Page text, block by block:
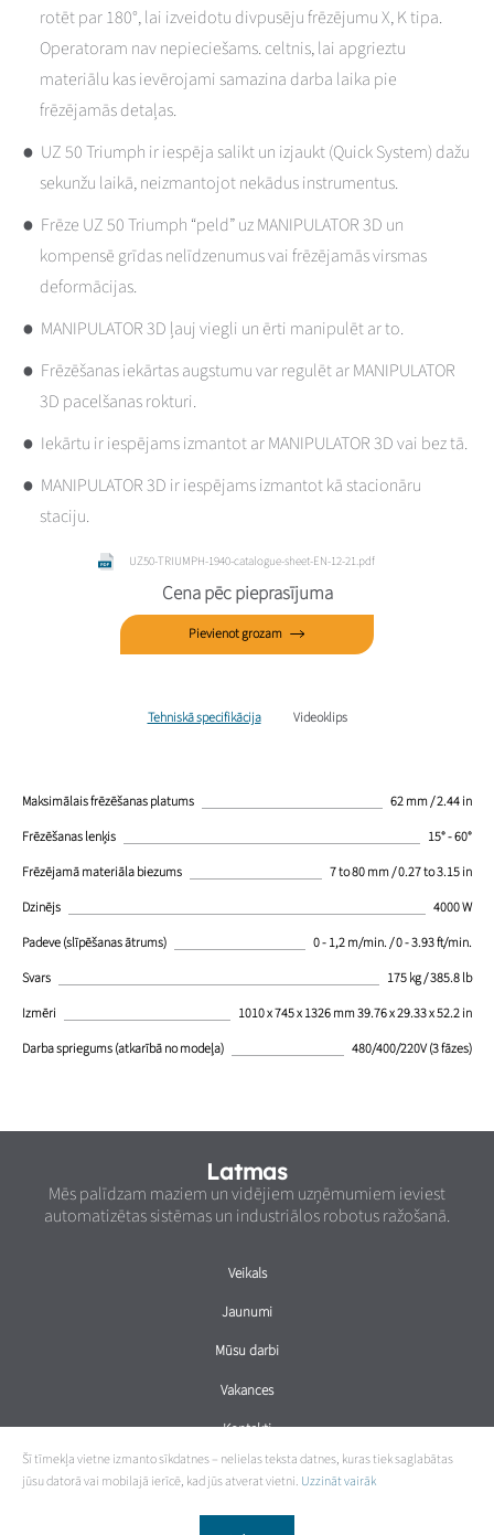
rotēt par 180°, lai izveidotu divpusēju frēzējumu X, K tipa.
Operatoram nav nepieciešams. celtnis, lai apgrieztu
materiālu kas ievērojami samazina darba laika pie
frēzējamās detaļas.
UZ 50 Triumph ir iespēja salikt un izjaukt (Quick System) dažu
sekunžu laikā, neizmantojot nekādus instrumentus.
Frēze UZ 50 Triumph “peld” uz MANIPULATOR 3D un
kompensē grīdas nelīdzenumus vai frēzējamās virsmas
deformācijas.
MANIPULATOR 3D ļauj viegli un ērti manipulēt ar to.
Frēzēšanas iekārtas augstumu var regulēt ar MANIPULATOR
3D pacelšanas rokturi.
Iekārtu ir iespējams izmantot ar MANIPULATOR 3D vai bez tā.
MANIPULATOR 3D ir iespējams izmantot kā stacionāru
staciju.
Cena pēc pieprasījuma
UZ50-TRIUMPH-1940-catalogue-sheet-EN-12-21.pdf
Pievienot grozam
Tehniskā specifikācija Videoklips
Maksimālais frēzēšanas platums
62 mm / 2.44 in
Frēzēšanas lenķis
15° - 60°
Frēzējamā materiāla biezums
7 to 80 mm / 0.27 to 3.15 in
Dzinējs
4000 W
Padeve (slīpēšanas ātrums)
0 - 1,2 m/min. / 0 - 3.93 ft/min.
Svars
175 kg / 385.8 lb
Izmēri
1010 x 745 x 1326 mm 39.76 x 29.33 x 52.2 in
Darba spriegums (atkarībā no modeļa)
480/400/220V (3 fāzes)
Latmas
Mēs palīdzam maziem un vidējiem uzņēmumiem ieviest
automatizētas sistēmas un industriālos robotus ražošanā.
Veikals
Jaunumi
Mūsu darbi
Vakances
Kontakti
Šī tīmekļa vietne izmanto sīkdatnes – nelielas teksta datnes, kuras tiek saglabātas
jūsu datorā vai mobilajā ierīcē, kad jūs atverat vietni. Uzzināt vairāk